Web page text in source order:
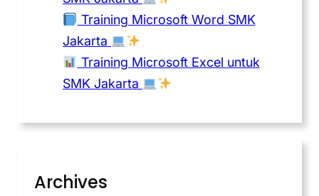
Training Microsoft Word SMK
Jakarta
Training Microsoft Excel untuk
SMK Jakarta
Archives